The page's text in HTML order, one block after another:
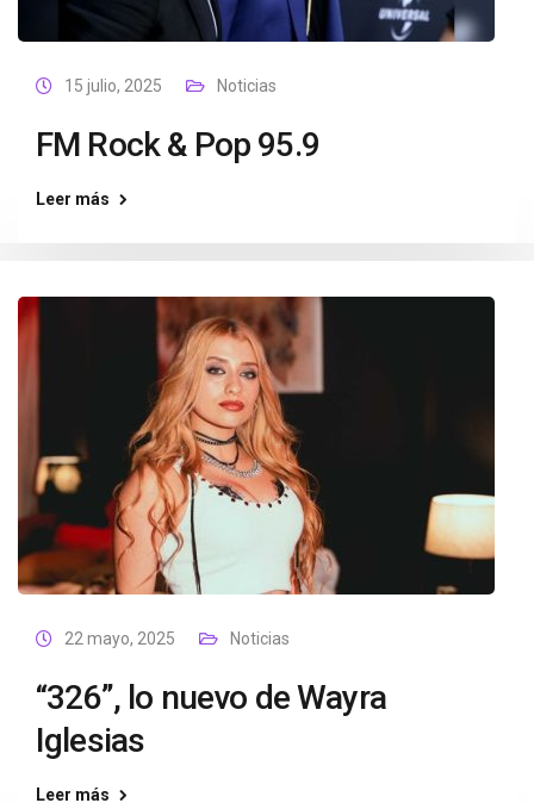
15 julio, 2025 Noticias
FM Rock & Pop 95.9
Leer más
22 mayo, 2025 Noticias
“326”, lo nuevo de Wayra
Iglesias
Leer más